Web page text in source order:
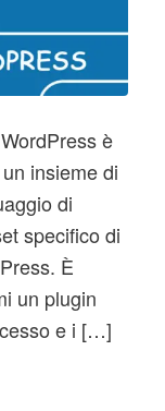
è
insieme di
di
specifico di
È
un plugin
e i […]